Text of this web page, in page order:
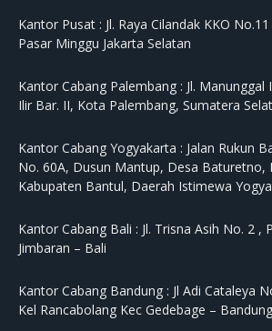
Kantor Pusat : Jl. Raya Cilandak KKO
Pasar Minggu Jakarta Selatan
Kantor Cabang Palembang : Jl. Manunggal
Ilir Bar. II, Kota Palembang, Sumatera
Kantor Cabang Yogyakarta : Jalan Rukun
No. 60A, Dusun Mantup, Desa Baturetno,
Kabupaten Bantul, Daerah Istimewa
Kantor Cabang Bali : Jl. Trisna Asih No. 2 ,
Jimbaran – Bali
Kantor Cabang Bandung : Jl Adi Cataleya
Kel Rancabolang Kec Gedebage –